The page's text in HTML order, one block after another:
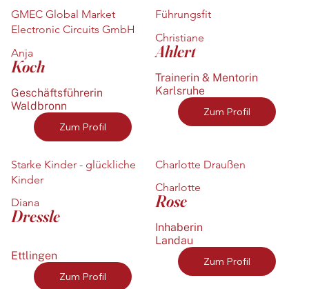
GMEC Global Market
Electronic Circuits GmbH
Anja
Koch
Geschäftsführerin
Waldbronn
Zum Profil
Führungsfit
Christiane
Ahlert
Trainerin & Mentorin
Karlsruhe
Zum Profil
Starke Kinder - glückliche
Kinder
Diana
Dressle
Ettlingen
Zum Profil
Charlotte Draußen
Charlotte
Rose
Inhaberin
Landau
Zum Profil